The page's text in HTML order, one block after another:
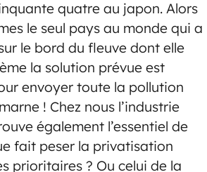
quatre au japon. Alors
le seul pays au monde qui a
le bord du fleuve dont elle
la solution prévue est
envoyer toute la pollution
! Chez nous l’industrie
également l’essentiel de
fait peser la privatisation
prioritaires ? Ou celui de la